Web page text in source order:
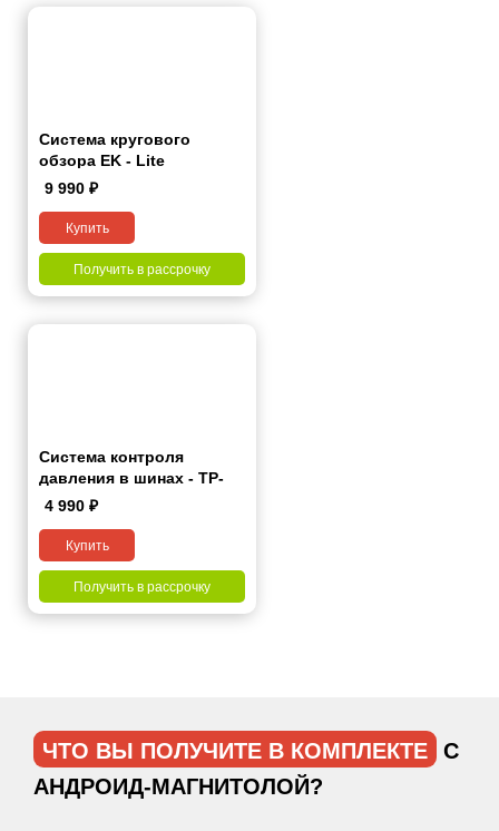
Система кругового
обзора EK - Lite
9 990 ₽
Купить
Получить в рассрочку
Система контроля
давления в шинах - TP-
Pro
4 990 ₽
Купить
Получить в рассрочку
ЧТО ВЫ ПОЛУЧИТЕ В КОМПЛЕКТЕ
С
АНДРОИД-МАГНИТОЛОЙ?